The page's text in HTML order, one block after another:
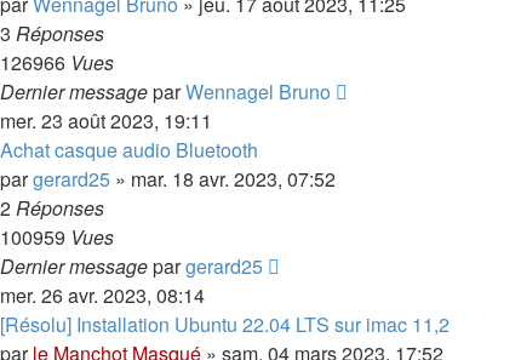
3 Réponses
126966 Vues
Dernier messageparWennagel Bruno
mer. 23 août 2023, 19:11
Achat casque audio Bluetooth
pargerard25 » mar. 18 avr. 2023, 07:52
2Réponses
100959 Vues
Dernier messagepargerard25
mer. 26 avr. 2023, 08:14
[Résolu] Installation Ubuntu 22.04 LTS sur imac 11,2
parle Manchot Masqué » sam. 04 mars 2023, 17:52